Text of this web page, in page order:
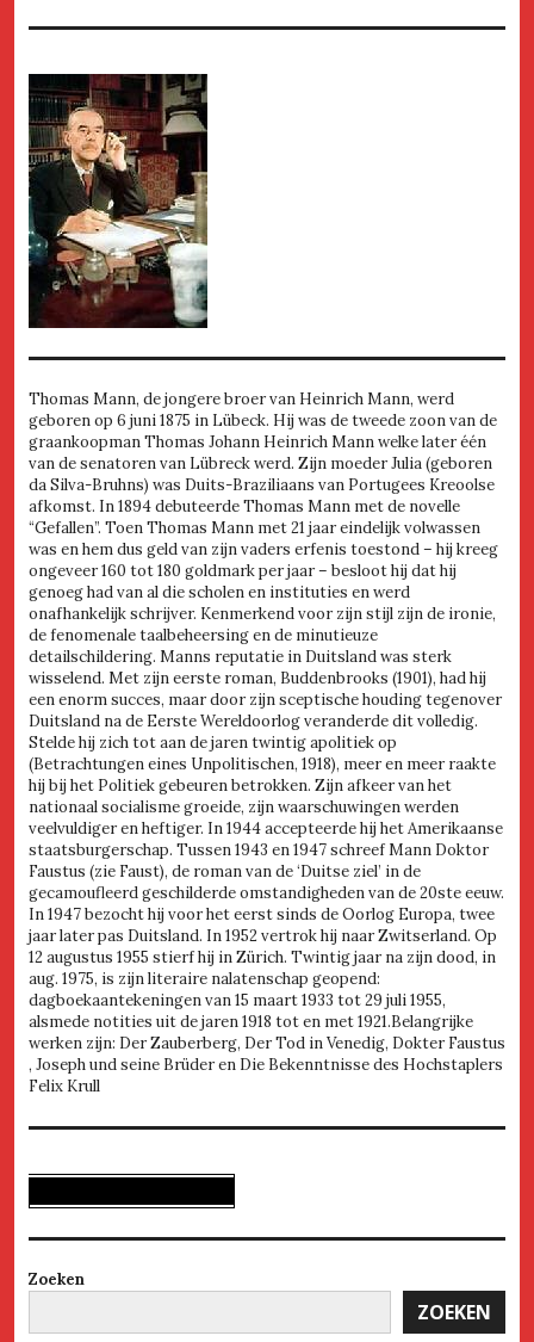
Thomas Mann, de jongere broer van Heinrich Mann, werd
geboren op 6 juni 1875 in Lübeck. Hij was de tweede zoon van de
graankoopman Thomas Johann Heinrich Mann welke later één
van de senatoren van Lübreck werd. Zijn moeder Julia (geboren
da Silva-Bruhns) was Duits-Braziliaans van Portugees Kreoolse
afkomst. In 1894 debuteerde Thomas Mann met de novelle
“Gefallen”. Toen Thomas Mann met 21 jaar eindelijk volwassen
was en hem dus geld van zijn vaders erfenis toestond – hij kreeg
ongeveer 160 tot 180 goldmark per jaar – besloot hij dat hij
genoeg had van al die scholen en instituties en werd
onafhankelijk schrijver. Kenmerkend voor zijn stijl zijn de ironie,
de fenomenale taalbeheersing en de minutieuze
detailschildering. Manns reputatie in Duitsland was sterk
wisselend. Met zijn eerste roman, Buddenbrooks (1901), had hij
een enorm succes, maar door zijn sceptische houding tegenover
Duitsland na de Eerste Wereldoorlog veranderde dit volledig.
Stelde hij zich tot aan de jaren twintig apolitiek op
(Betrachtungen eines Unpolitischen, 1918), meer en meer raakte
hij bij het Politiek gebeuren betrokken. Zijn afkeer van het
nationaal socialisme groeide, zijn waarschuwingen werden
veelvuldiger en heftiger. In 1944 accepteerde hij het Amerikaanse
staatsburgerschap. Tussen 1943 en 1947 schreef Mann Doktor
Faustus (zie Faust), de roman van de ‘Duitse ziel’ in de
gecamoufleerd geschilderde omstandigheden van de 20ste eeuw.
In 1947 bezocht hij voor het eerst sinds de Oorlog Europa, twee
jaar later pas Duitsland. In 1952 vertrok hij naar Zwitserland. Op
12 augustus 1955 stierf hij in Zürich. Twintig jaar na zijn dood, in
aug. 1975, is zijn literaire nalatenschap geopend:
dagboekaantekeningen van 15 maart 1933 tot 29 juli 1955,
alsmede notities uit de jaren 1918 tot en met 1921.Belangrijke
werken zijn: Der Zauberberg, Der Tod in Venedig, Dokter Faustus
, Joseph und seine Brüder en Die Bekenntnisse des Hochstaplers
Felix Krull
Zoeken
ZOEKEN